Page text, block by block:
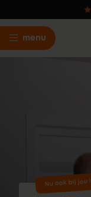
menu
Nu ook bij jou